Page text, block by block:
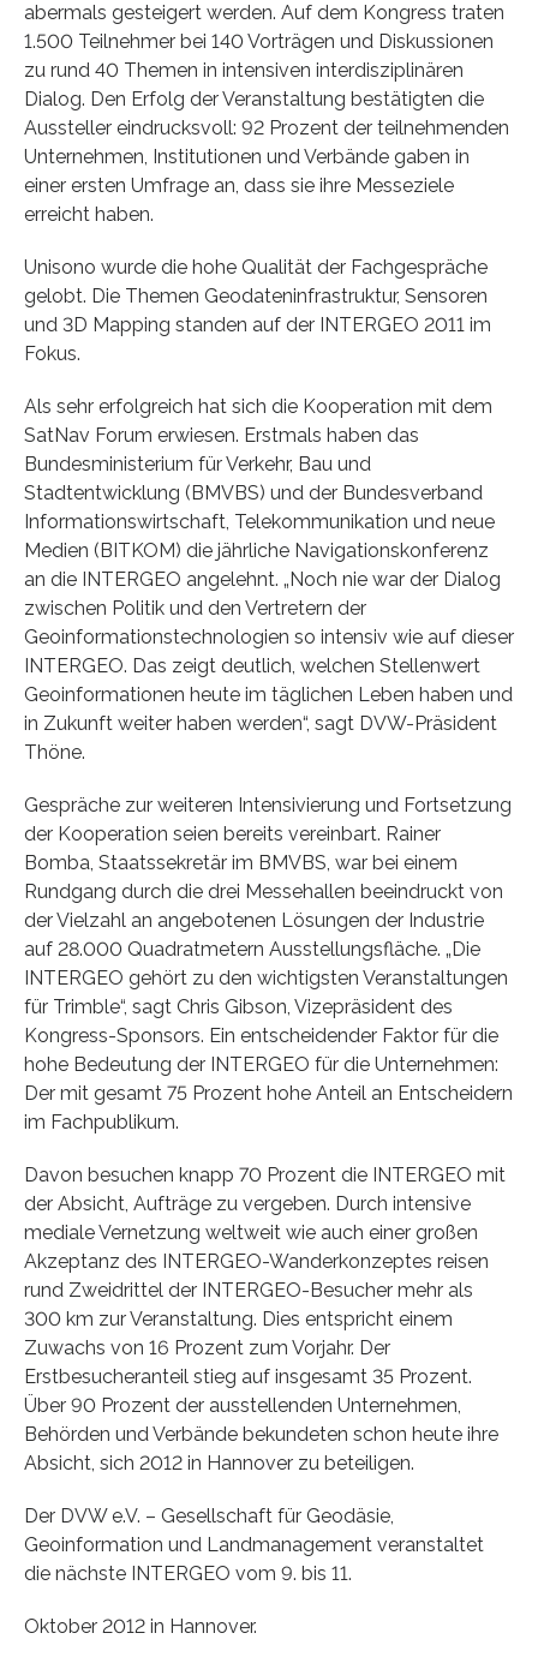
abermals gesteigert werden. Auf dem Kongress traten
1.500 Teilnehmer bei 140 Vorträgen und Diskussionen
zu rund 40 Themen in intensiven interdisziplinären
Dialog. Den Erfolg der Veranstaltung bestätigten die
Aussteller eindrucksvoll: 92 Prozent der teilnehmenden
Unternehmen, Institutionen und Verbände gaben in
einer ersten Umfrage an, dass sie ihre Messeziele
erreicht haben.
Unisono wurde die hohe Qualität der Fachgespräche
gelobt. Die Themen Geodateninfrastruktur, Sensoren
und 3D Mapping standen auf der INTERGEO 2011 im
Fokus.
Als sehr erfolgreich hat sich die Kooperation mit dem
SatNav Forum erwiesen. Erstmals haben das
Bundesministerium für Verkehr, Bau und
Stadtentwicklung (BMVBS) und der Bundesverband
Informationswirtschaft, Telekommunikation und neue
Medien (BITKOM) die jährliche Navigationskonferenz
an die INTERGEO angelehnt. „Noch nie war der Dialog
zwischen Politik und den Vertretern der
Geoinformationstechnologien so intensiv wie auf dieser
INTERGEO. Das zeigt deutlich, welchen Stellenwert
Geoinformationen heute im täglichen Leben haben und
in Zukunft weiter haben werden“, sagt DVW-Präsident
Thöne.
Gespräche zur weiteren Intensivierung und Fortsetzung
der Kooperation seien bereits vereinbart. Rainer
Bomba, Staatssekretär im BMVBS, war bei einem
Rundgang durch die drei Messehallen beeindruckt von
der Vielzahl an angebotenen Lösungen der Industrie
auf 28.000 Quadratmetern Ausstellungsfläche. „Die
INTERGEO gehört zu den wichtigsten Veranstaltungen
für Trimble“, sagt Chris Gibson, Vizepräsident des
Kongress-Sponsors. Ein entscheidender Faktor für die
hohe Bedeutung der INTERGEO für die Unternehmen:
Der mit gesamt 75 Prozent hohe Anteil an Entscheidern
im Fachpublikum.
Davon besuchen knapp 70 Prozent die INTERGEO mit
der Absicht, Aufträge zu vergeben. Durch intensive
mediale Vernetzung weltweit wie auch einer großen
Akzeptanz des INTERGEO-Wanderkonzeptes reisen
rund Zweidrittel der INTERGEO-Besucher mehr als
300 km zur Veranstaltung. Dies entspricht einem
Zuwachs von 16 Prozent zum Vorjahr. Der
Erstbesucheranteil stieg auf insgesamt 35 Prozent.
Über 90 Prozent der ausstellenden Unternehmen,
Behörden und Verbände bekundeten schon heute ihre
Absicht, sich 2012 in Hannover zu beteiligen.
Der DVW e.V. – Gesellschaft für Geodäsie,
Geoinformation und Landmanagement veranstaltet
die nächste INTERGEO vom 9. bis 11.
Oktober 2012 in Hannover.